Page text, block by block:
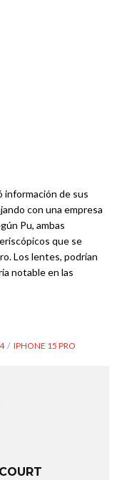
información de sus
con una empresa
Pu, ambas
que se
Los lentes, podrían
notable en las
IPHONE 15 PRO